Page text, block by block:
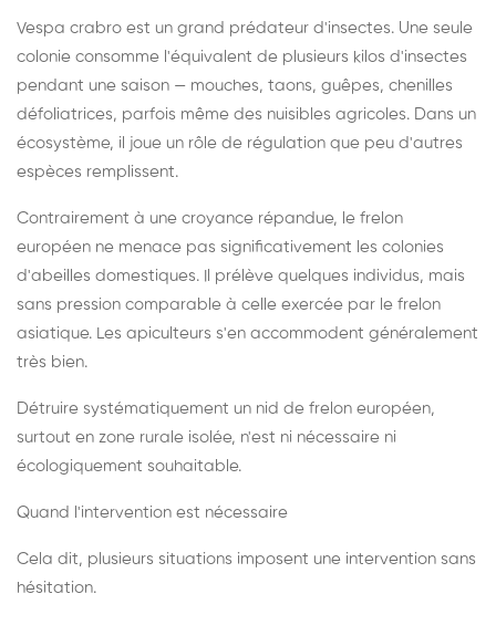
Vespa crabro est un grand prédateur d'insectes. Une seule
colonie consomme l'équivalent de plusieurs kilos d'insectes
pendant une saison — mouches, taons, guêpes, chenilles
défoliatrices, parfois même des nuisibles agricoles. Dans un
écosystème, il joue un rôle de régulation que peu d'autres
espèces remplissent.
Contrairement à une croyance répandue, le frelon
européen ne menace pas significativement les colonies
d'abeilles domestiques. Il prélève quelques individus, mais
sans pression comparable à celle exercée par le frelon
asiatique. Les apiculteurs s'en accommodent généralement
très bien.
Détruire systématiquement un nid de frelon européen,
surtout en zone rurale isolée, n'est ni nécessaire ni
écologiquement souhaitable.
Quand l'intervention est nécessaire
Cela dit, plusieurs situations imposent une intervention sans
hésitation.